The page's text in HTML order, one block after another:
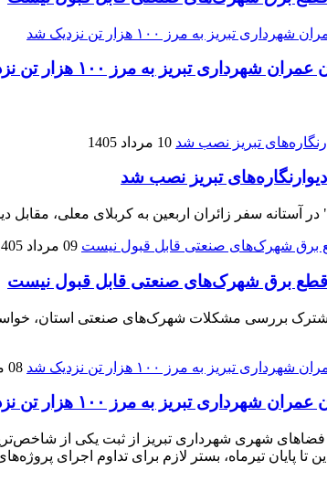
تبریز به مرز ۱۰۰ هزار تن نزدیک شد
10 مرداد 1405
تبریز نصب شد
آستانه سفر زائران اربعین به کربلای معلی،
09 مرداد 1405
قطع برق شهرک‌های صنعتی قابل قبول نیست
بررسی مشکلات شهرک‌های صنعتی استان،
08 مرداد 1405
تبریز به مرز ۱۰۰ هزار تن نزدیک شد